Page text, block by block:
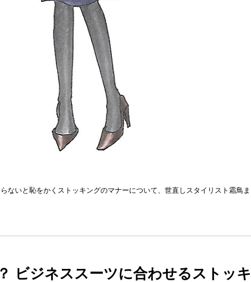
ないと恥をかくストッキングのマナーについて、世直しスタイリスト霜鳥
ビジネススーツに合わせるストッ